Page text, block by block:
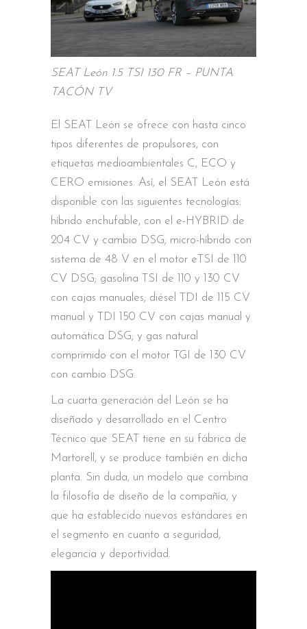
SEAT León 1.5 TSI 130 FR – PUNTA
TACÓN TV
El SEAT León se ofrece con hasta cinco
tipos diferentes de propulsores, con
etiquetas medioambientales C, ECO y
CERO emisiones. Así, el SEAT León está
disponible con las siguientes tecnologías:
híbrido enchufable, con el e-HYBRID de
204 CV y cambio DSG; micro-híbrido con
sistema de 48 V en el motor eTSI de 110
CV DSG; gasolina TSI de 110 y 130 CV
con cajas manuales; diésel TDI de 115 CV
manual y TDI 150 CV con cajas manual y
automática DSG; y gas natural
comprimido con el motor TGI de 130 CV
con cambio DSG.
La cuarta generación del León se ha
diseñado y desarrollado en el Centro
Técnico que SEAT tiene en su fábrica de
Martorell, y se produce también en dicha
planta. Sin duda, un modelo que combina
la filosofía de diseño de la compañía, y
que ha establecido nuevos estándares en
el segmento en cuanto a seguridad,
elegancia y deportividad.